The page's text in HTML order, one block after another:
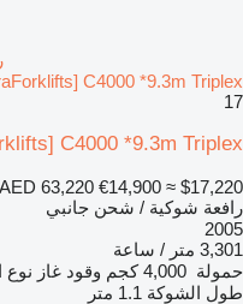
C4000 *9.3m Triplex
17
C4000 *9.3m Triplex
AED 63,220 €14,900 ≈ $17,220
رافعة شوكية / شحن جانبي
2005
3,301 متر / ساعة
حمولة 4,000 كجم وقود غاز نوع
طول الشوكة 1.1 متر